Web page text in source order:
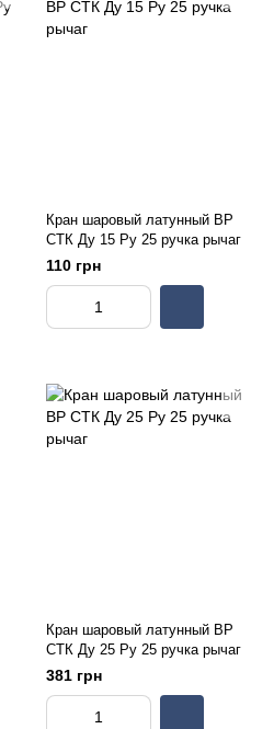
Кран шаровый латунный ВР
СТК Ду 15 Ру 25 ручка рычаг
110 грн
Кран шаровый латунный ВР
СТК Ду 25 Ру 25 ручка рычаг
381 грн